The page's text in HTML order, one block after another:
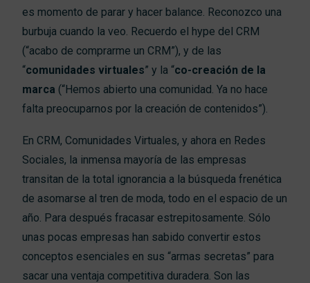
es momento de parar y hacer balance. Reconozco una
burbuja cuando la veo. Recuerdo el hype del CRM
(“acabo de comprarme un CRM”), y de las
“comunidades virtuales” y la “co-creación de la
marca (“Hemos abierto una comunidad. Ya no hace
falta preocuparnos por la creación de contenidos”).
En CRM, Comunidades Virtuales, y ahora en Redes
Sociales, la inmensa mayoría de las empresas
transitan de la total ignorancia a la búsqueda frenética
de asomarse al tren de moda, todo en el espacio de un
año. Para después fracasar estrepitosamente. Sólo
unas pocas empresas han sabido convertir estos
conceptos esenciales en sus “armas secretas” para
sacar una ventaja competitiva duradera. Son las